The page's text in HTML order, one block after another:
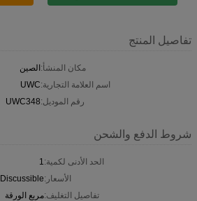
تفاصيل المنتج
مكان المنشأ:الصين
اسم العلامة التجارية:UWC
رقم الموديل:UWC348
شروط الدفع والشحن
الحد الأدنى لكمية:1
الأسعار:Discussible
تفاصيل التغليف:مربع الورقة